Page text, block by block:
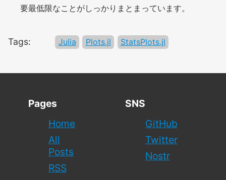
要最低限なことがしっかりまとまっています。
Tags: Julia Plots.jl StatsPlots.jl
Pages
Home
All
Posts
RSS
SNS
GitHub
Twitter
Nostr